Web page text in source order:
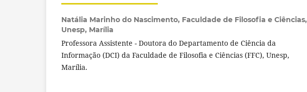
Natália Marinho do Nascimento, Faculdade de Filosofia e Ciências,
Unesp, Marília
Professora Assistente - Doutora do Departamento de Ciência da
Informação (DCI) da Faculdade de Filosofia e Ciências (FFC), Unesp,
Marília.